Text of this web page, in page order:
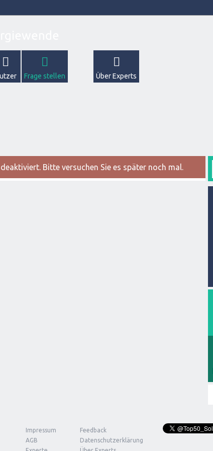
Frage stellen Über Experts
Bitte versuchen Sie es später noch mal.
Impressum
Feedback
AGB
Datenschutzerklärung